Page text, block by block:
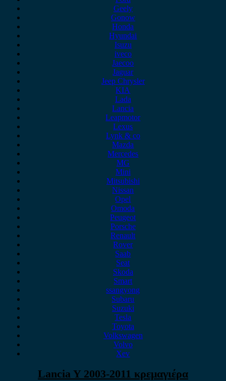
Geely
Gonow
Honda
Hyundai
Isuzu
iveco
Jaecoo
Jaguar
Jeep Chrysler
KIA
Lada
Lancia
Leapmotor
Lexus
Lynk & co
Mazda
Mercedes
MG
Mini
Mitsubishi
Nissan
Opel
Omoda
Peugeot
Porsche
Renault
Rover
Saab
Seat
Skoda
Smart
ssangyong
Subaru
Suzuki
Tesla
Toyota
Volkswagen
Volvo
Xev
Lancia Y 2003-2011 κρεμαγιέρα